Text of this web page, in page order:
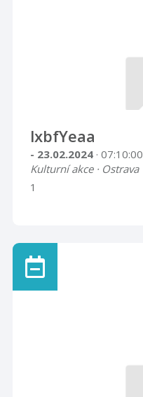
lxbfYeaa
- 23.02.2024 · 07:10:00
Kulturní akce · Ostrava
1